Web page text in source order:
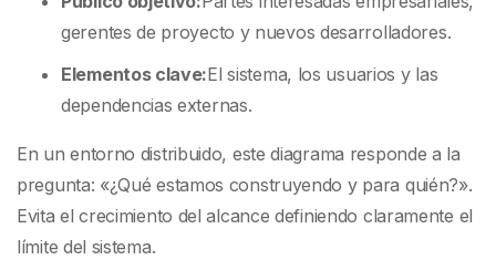
gerentes de proyecto y nuevos desarrolladores.
Elementos clave:El sistema, los usuarios y las
dependencias externas.
En un entorno distribuido, este diagrama responde a la
pregunta: «¿Qué estamos construyendo y para quién?».
Evita el crecimiento del alcance definiendo claramente el
límite del sistema.